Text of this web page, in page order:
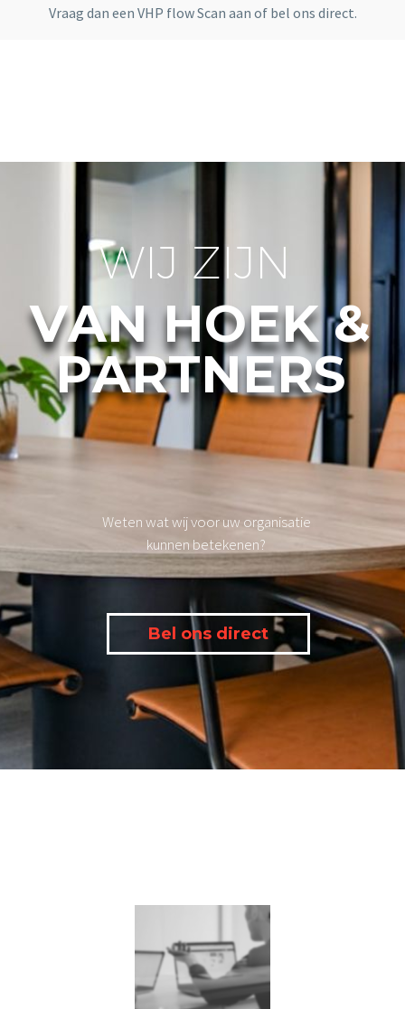
Vraag dan een VHP flow Scan aan of bel ons direct.
Bel ons direct
Wetenwatwijvoor uw organisatie
kunnen betekenen?
WIJ ZIJN
VAN HOEK &
PARTNERS